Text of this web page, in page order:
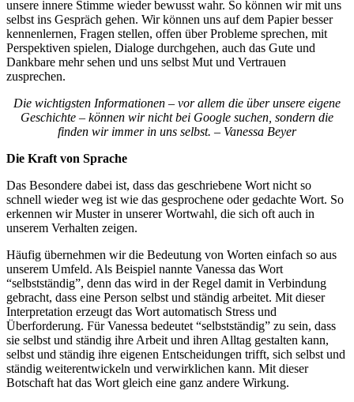
unsere innere Stimme wieder bewusst wahr. So können wir mit uns
selbst ins Gespräch gehen. Wir können uns auf dem Papier besser
kennenlernen, Fragen stellen, offen über Probleme sprechen, mit
Perspektiven spielen, Dialoge durchgehen, auch das Gute und
Dankbare mehr sehen und uns selbst Mut und Vertrauen
zusprechen.
Die wichtigsten Informationen – vor allem die über unsere eigene
Geschichte – können wir nicht bei Google suchen, sondern die
finden wir immer in uns selbst. – Vanessa Beyer
Die Kraft von Sprache
Das Besondere dabei ist, dass das geschriebene Wort nicht so
schnell wieder weg ist wie das gesprochene oder gedachte Wort. So
erkennen wir Muster in unserer Wortwahl, die sich oft auch in
unserem Verhalten zeigen.
Häufig übernehmen wir die Bedeutung von Worten einfach so aus
unserem Umfeld. Als Beispiel nannte Vanessa das Wort
“selbstständig”, denn das wird in der Regel damit in Verbindung
gebracht, dass eine Person selbst und ständig arbeitet. Mit dieser
Interpretation erzeugt das Wort automatisch Stress und
Überforderung. Für Vanessa bedeutet “selbstständig” zu sein, dass
sie selbst und ständig ihre Arbeit und ihren Alltag gestalten kann,
selbst und ständig ihre eigenen Entscheidungen trifft, sich selbst und
ständig weiterentwickeln und verwirklichen kann. Mit dieser
Botschaft hat das Wort gleich eine ganz andere Wirkung.